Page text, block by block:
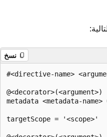
نسخ
#<directive-name>
@<decorator>(<argument>)
metadata <metadata-name>
targetScope = '<scope>'